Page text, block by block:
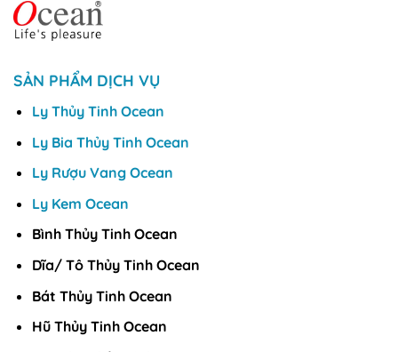
SẢN PHẨM DỊCH VỤ
Ly Thủy Tinh Ocean
Ly Bia Thủy Tinh Ocean
Ly Rượu Vang Ocean
Ly Kem Ocean
Bình Thủy Tinh Ocean
Dĩa/ Tô Thủy Tinh Ocean
Bát Thủy Tinh Ocean
Hũ Thủy Tinh Ocean